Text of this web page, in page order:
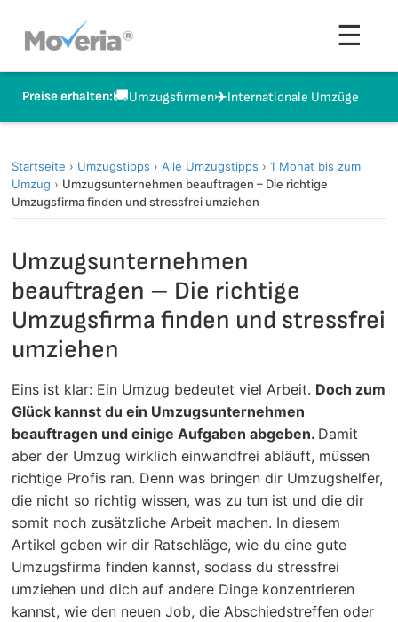
Inhalt
springen
☰
Preise erhalten:🚚Umzugsfirmen✈️Internationale Umzüge
Startseite › Umzugstipps › Alle Umzugstipps › 1 Monat bis zum
Umzug › Umzugsunternehmen beauftragen – Die richtige
Umzugsfirma finden und stressfrei umziehen
Umzugsunternehmen
beauftragen – Die richtige
Umzugsfirma finden und stressfrei
umziehen
Eins ist klar: Ein Umzug bedeutet viel Arbeit. Doch zum
Glück kannst du ein Umzugsunternehmen
beauftragen und einige Aufgaben abgeben. Damit
aber der Umzug wirklich einwandfrei abläuft, müssen
richtige Profis ran. Denn was bringen dir Umzugshelfer,
die nicht so richtig wissen, was zu tun ist und die dir
somit noch zusätzliche Arbeit machen. In diesem
Artikel geben wir dir Ratschläge, wie du eine gute
Umzugsfirma finden kannst, sodass du stressfrei
umziehen und dich auf andere Dinge konzentrieren
kannst, wie den neuen Job, die Abschiedstreffen oder